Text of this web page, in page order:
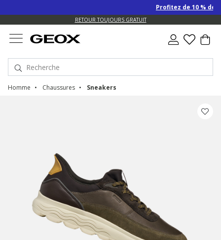
Profitez de 10 % de remise
RETOUR TOUJOURS GRATUIT
Homme Chaussures Sneakers